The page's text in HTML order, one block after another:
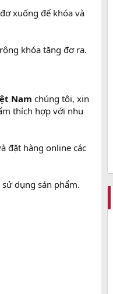
xuống để khóa và
khóa tăng đơ ra.
Nam chúng tôi, xin
thích hợp với nhu
đặt hàng online các
dụng sản phẩm.